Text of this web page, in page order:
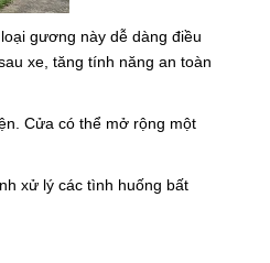
gương này dễ dàng điều
xe, tăng tính năng an toàn
Cửa có thể mở rộng một
xử lý các tình huống bất